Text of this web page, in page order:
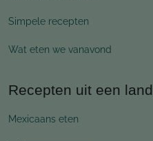
Simpele recepten
Wat eten we vanavond
Recepten uit een land
Mexicaans eten